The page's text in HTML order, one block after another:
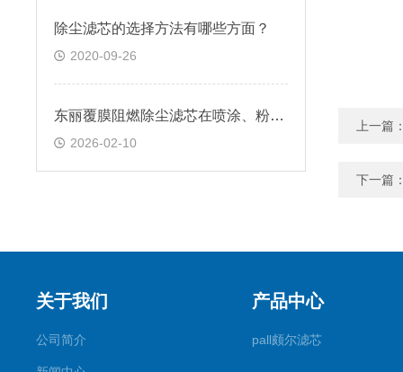
除尘滤芯的选择方法有哪些方面？
2020-09-26
东丽覆膜阻燃除尘滤芯在喷涂、粉末回收行业中如何兼顾高收集效率与粉末质量
2026-02-10
上一篇
下一篇
关于我们
公司简介
产品中心
pall颇尔滤芯